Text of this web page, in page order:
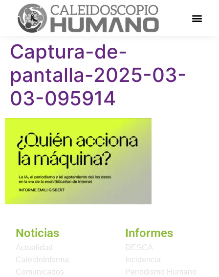
Captura-de-
pantalla-2025-03-
03-095914
Noticias
Actualidad
CaleidoInforma
Comunicados
Informes
DESCA
Incidencia
Periodismo Humano